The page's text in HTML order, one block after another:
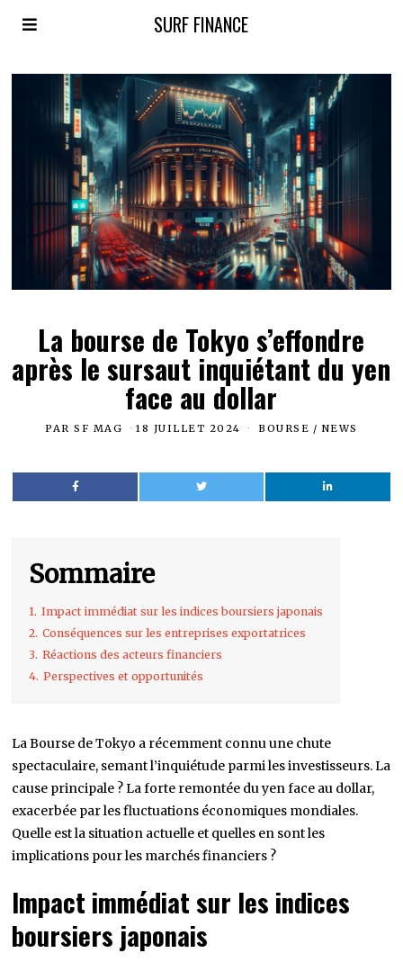
SURF FINANCE
La bourse de Tokyo s’effondre
après le sursaut inquiétant du yen
face au dollar
PARSF MAG 18 JUILLET 2024 BOURSE / NEWS
Sommaire
1. Impact immédiat sur les indices boursiers japonais
2. Conséquences sur les entreprises exportatrices
3. Réactions des acteurs financiers
4. Perspectives et opportunités
La Bourse de Tokyo a récemment connu une chute
spectaculaire, semant l’inquiétude parmi les investisseurs. La
cause principale ? La forte remontée du yen face au dollar,
exacerbée par les fluctuations économiques mondiales.
Quelle est la situation actuelle et quelles en sont les
implications pour les marchés financiers ?
Impact immédiat sur les indices
boursiers japonais